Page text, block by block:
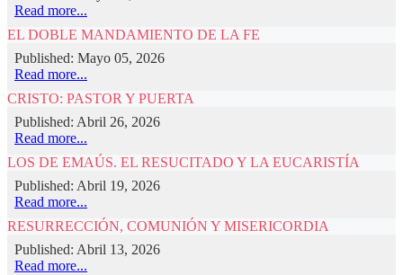
Read more...
EL DOBLE MANDAMIENTO DE LA FE
Published: Mayo 05, 2026
Read more...
CRISTO: PASTOR Y PUERTA
Published: Abril 26, 2026
Read more...
LOS DE EMAÚS. EL RESUCITADO Y LA EUCARISTÍA
Published: Abril 19, 2026
Read more...
RESURRECCIÓN, COMUNIÓN Y MISERICORDIA
Published: Abril 13, 2026
Read more...